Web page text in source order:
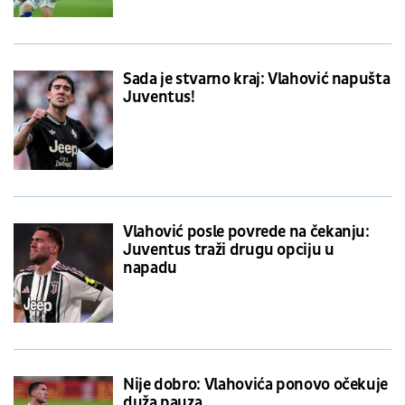
Sada je stvarno kraj: Vlahović napušta
Juventus!
Vlahović posle povrede na čekanju:
Juventus traži drugu opciju u
napadu
Nije dobro: Vlahovića ponovo očekuje